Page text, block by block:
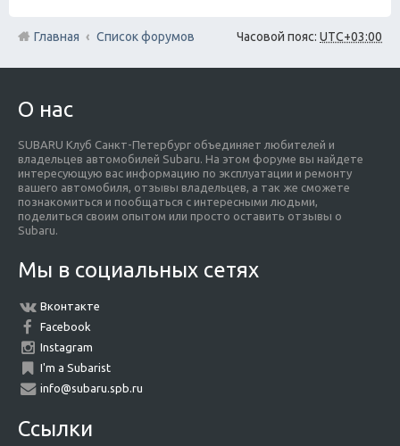
Часовой пояс: UTC+03:00
Главная Список форумов
О нас
SUBARU Клуб Санкт-Петербург объединяет любителей и
владельцев автомобилей Subaru. На этом форуме вы найдете
интересующую вас информацию по эксплуатации и ремонту
вашего автомобиля, отзывы владельцев, а так же сможете
познакомиться и пообщаться с интересными людьми,
поделиться своим опытом или просто оставить отзывы о
Subaru.
Мы в социальных сетях
Вконтакте
Facebook
Instagram
I'm a Subarist
info@subaru.spb.ru
Ссылки